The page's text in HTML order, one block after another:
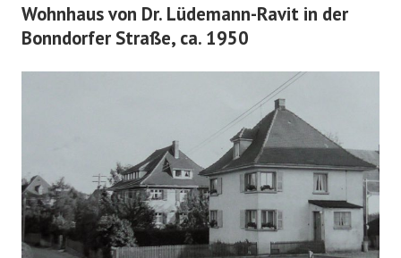
Wohnhaus von Dr. Lüdemann-Ravit in der
Bonndorfer Straße, ca. 1950